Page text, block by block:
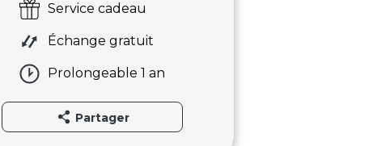
Service cadeau
Échange gratuit
Prolongeable 1 an
Partager